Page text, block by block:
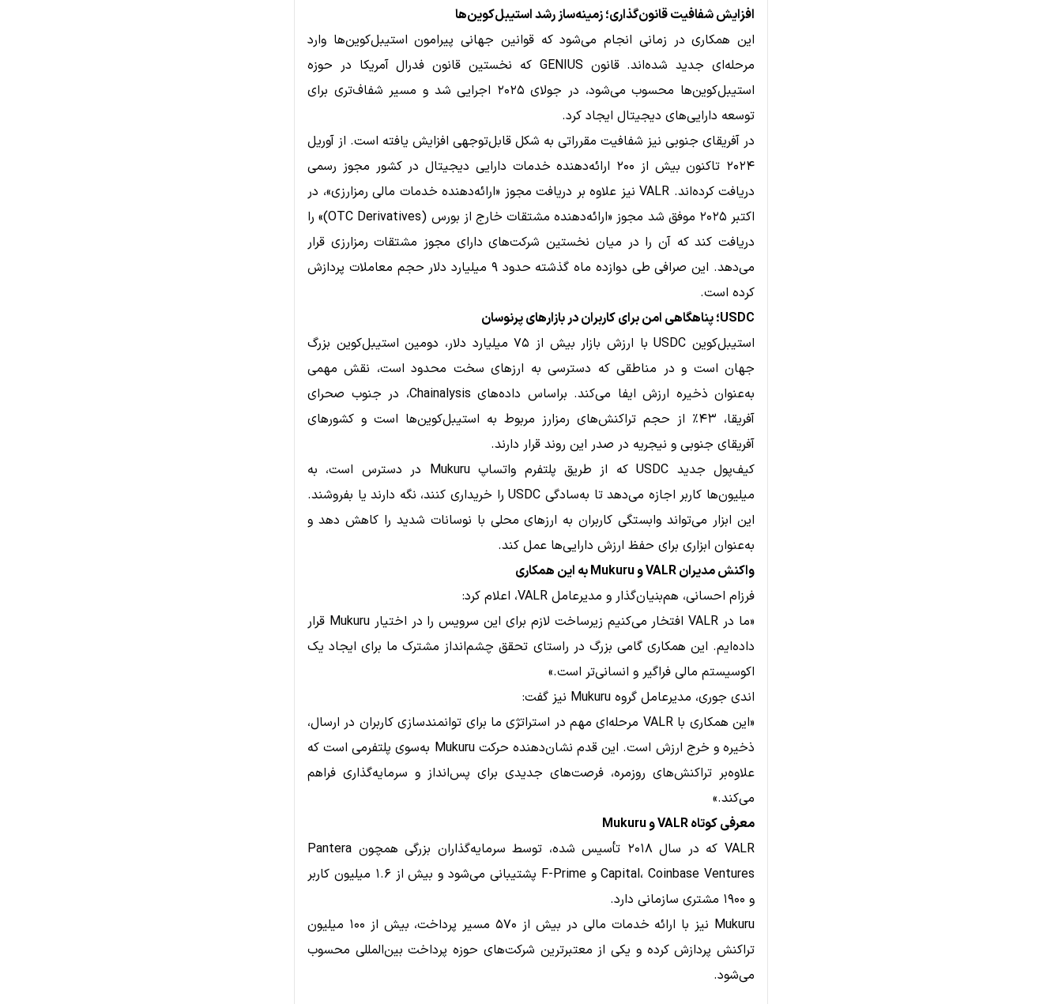
افزایش شفافیت قانون‌گذاری؛ زمینه‌ساز رشد استیبل‌کوین‌ها
این همکاری در زمانی انجام می‌شود که قوانین جهانی پیرامون استیبل‌کوین‌ها وارد
مرحله‌ای جدید شده‌اند. قانون GENIUS که نخستین قانون فدرال آمریکا در حوزه
استیبل‌کوین‌ها محسوب می‌شود، در جولای ۲۰۲۵ اجرایی شد و مسیر شفاف‌تری برای
توسعه دارایی‌های دیجیتال ایجاد کرد.
در آفریقای جنوبی نیز شفافیت مقرراتی به شکل قابل‌توجهی افزایش یافته است. از آوریل
۲۰۲۴ تاکنون بیش از ۲۰۰ ارائه‌دهنده خدمات دارایی دیجیتال در کشور مجوز رسمی
دریافت کرده‌اند. VALR نیز علاوه بر دریافت مجوز «ارائه‌دهنده خدمات مالی رمزارزی»، در
اکتبر ۲۰۲۵ موفق شد مجوز «ارائه‌دهنده مشتقات خارج از بورس (OTC Derivatives)» را
دریافت کند که آن را در میان نخستین شرکت‌های دارای مجوز مشتقات رمزارزی قرار
می‌دهد. این صرافی طی دوازده ماه گذشته حدود ۹ میلیارد دلار حجم معاملات پردازش
کرده است.
USDC؛ پناهگاهی امن برای کاربران در بازارهای پرنوسان
استیبل‌کوین USDC با ارزش بازار بیش از ۷۵ میلیارد دلار، دومین استیبل‌کوین بزرگ
جهان است و در مناطقی که دسترسی به ارزهای سخت محدود است، نقش مهمی
به‌عنوان ذخیره ارزش ایفا می‌کند. براساس داده‌های Chainalysis، در جنوب صحرای
آفریقا، ۴۳٪ از حجم تراکنش‌های رمزارز مربوط به استیبل‌کوین‌ها است و کشورهای
آفریقای جنوبی و نیجریه در صدر این روند قرار دارند.
کیف‌پول جدید USDC که از طریق پلتفرم واتساپ Mukuru در دسترس است، به
میلیون‌ها کاربر اجازه می‌دهد تا به‌سادگی USDC را خریداری کنند، نگه دارند یا بفروشند.
این ابزار می‌تواند وابستگی کاربران به ارزهای محلی با نوسانات شدید را کاهش دهد و
به‌عنوان ابزاری برای حفظ ارزش دارایی‌ها عمل کند.
واکنش مدیران VALR و Mukuru به این همکاری
فرزام احسانی، هم‌بنیان‌گذار و مدیرعامل VALR، اعلام کرد:
«ما در VALR افتخار می‌کنیم زیرساخت لازم برای این سرویس را در اختیار Mukuru قرار
داده‌ایم. این همکاری گامی بزرگ در راستای تحقق چشم‌انداز مشترک ما برای ایجاد یک
اکوسیستم مالی فراگیر و انسانی‌تر است.»
اندی جوری، مدیرعامل گروه Mukuru نیز گفت:
«این همکاری با VALR مرحله‌ای مهم در استراتژی ما برای توانمندسازی کاربران در ارسال،
ذخیره و خرج ارزش است. این قدم نشان‌دهنده حرکت Mukuru به‌سوی پلتفرمی است که
علاوه‌بر تراکنش‌های روزمره، فرصت‌های جدیدی برای پس‌انداز و سرمایه‌گذاری فراهم
می‌کند.»
معرفی کوتاه VALR و Mukuru
VALR که در سال ۲۰۱۸ تأسیس شده، توسط سرمایه‌گذاران بزرگی همچون Pantera
Capital، Coinbase Ventures و F-Prime پشتیبانی می‌شود و بیش از ۱.۶ میلیون کاربر
و ۱۹۰۰ مشتری سازمانی دارد.
Mukuru نیز با ارائه خدمات مالی در بیش از ۵۷۰ مسیر پرداخت، بیش از ۱۰۰ میلیون
تراکنش پردازش کرده و یکی از معتبرترین شرکت‌های حوزه پرداخت بین‌المللی محسوب
می‌شود.